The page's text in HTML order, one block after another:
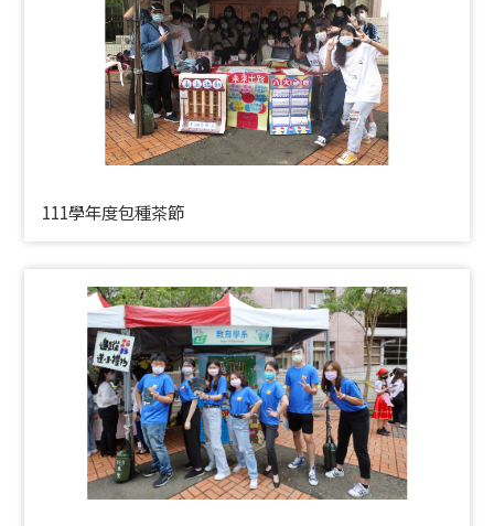
111學年度包種茶節